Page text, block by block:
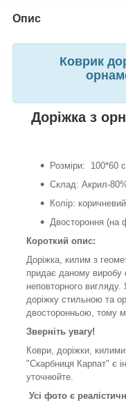
Опис
Коврик
Доріжка з
Розміри: 100*60
Склад: Акрил-
Колір:
Двостороння (на
Короткий опис:
Доріжка, килим з
придає даному виробу
неповторного вигляду.
доріжку стильною та
двосторонньою, тому
Зверніть увагу!
Коври, доріжки,
"Скарбниця Карпат" є
уточнюйте.
Усі фото є